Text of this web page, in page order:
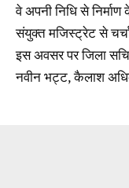
वे अपनी निधि से
संयुक्त मजिस्ट्रेट से
इस अवसर पर जिला
नवीन भट्ट, कैलाश